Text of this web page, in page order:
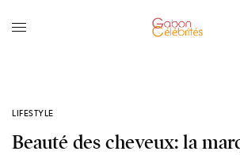
LIFESTYLE
Beauté des cheveux: la